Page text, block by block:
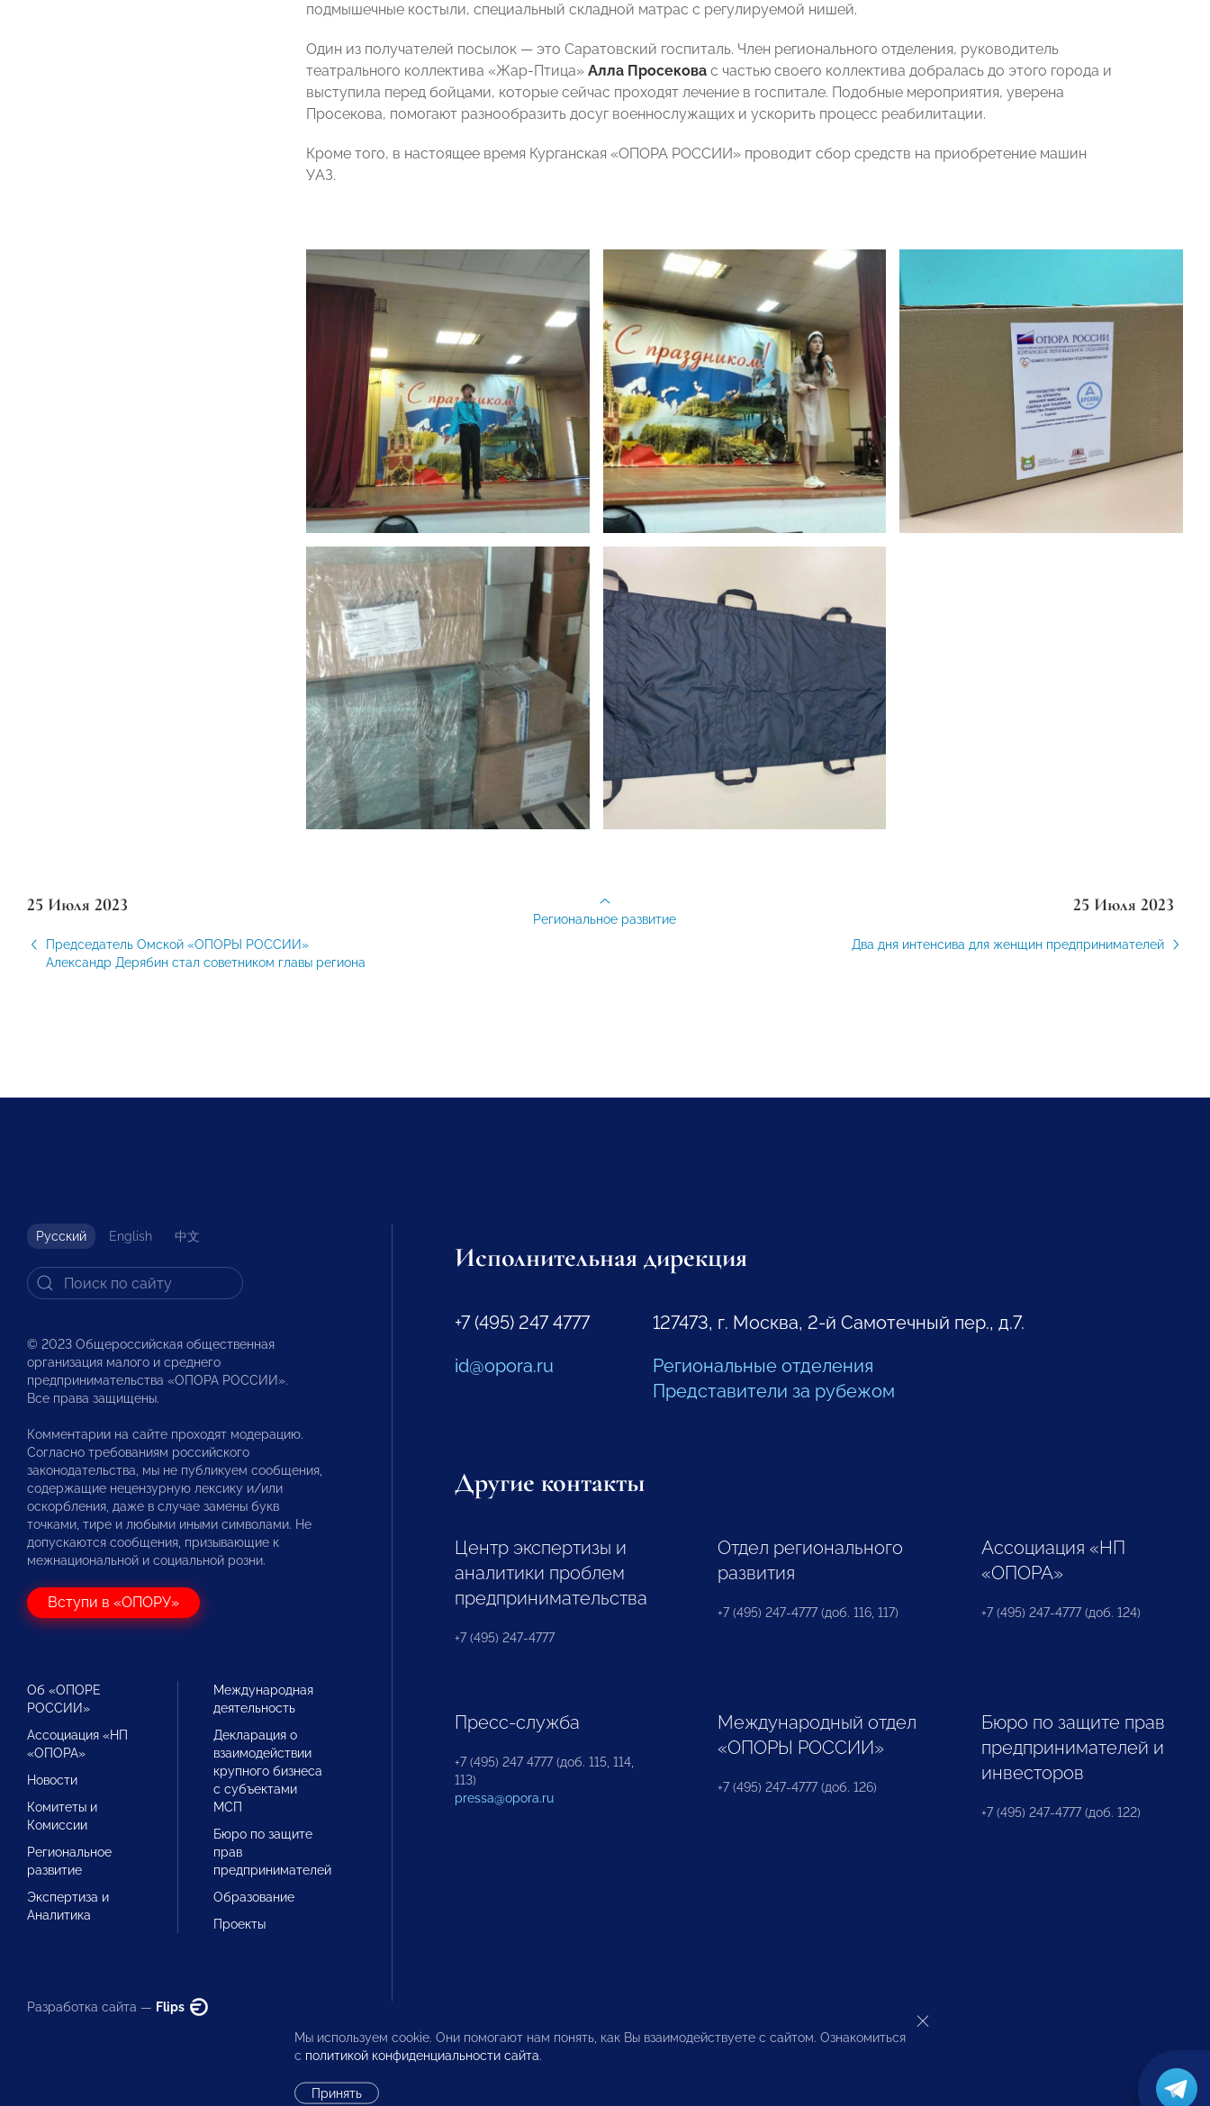
подмышечные костыли, специальный складной матрас с регулируемой нишей.
Один из получателей посылок — это Саратовский госпиталь. Член регионального отделения, руководитель
театрального коллектива «Жар-Птица» Алла Просекова с частью своего коллектива добралась до этого города и
выступила перед бойцами, которые сейчас проходят лечение в госпитале. Подобные мероприятия, уверена
Просекова, помогают разнообразить досуг военнослужащих и ускорить процесс реабилитации.
Кроме того, в настоящее время Курганская «ОПОРА РОССИИ» проводит сбор средств на приобретение машин
УАЗ.
25 Июля 2023
Председатель Омской «ОПОРЫ РОССИИ»
Александр Дерябин стал советником главы региона
25 Июля 2023
Два дня интенсива для женщин предпринимателей
Региональное развитие
Русский English 中文
© 2023 Общероссийская общественная
организация малого и среднего
предпринимательства «ОПОРА РОССИИ».
Все права защищены.
Комментарии на сайте проходят модерацию.
Согласно требованиям российского
законодательства, мы не публикуем сообщения,
содержащие нецензурную лексику и/или
оскорбления, даже в случае замены букв
точками, тире и любыми иными символами. Не
допускаются сообщения, призывающие к
межнациональной и социальной розни.
Вступи в «ОПОРУ»
Об «ОПОРЕ
РОССИИ»
Ассоциация «НП
«ОПОРА»
Новости
Комитеты и
Комиссии
Региональное
развитие
Экспертиза и
Аналитика
Международная
деятельность
Декларация о
взаимодействии
крупного бизнеса
с субъектами
МСП
Бюро по защите
прав
предпринимателей
Образование
Проекты
Разработка сайта — Flips
Исполнительная дирекция
+7 (495) 247 4777
id@opora.ru
127473, г. Москва, 2-й Самотечный пер., д.7.
Региональные отделения
Представители за рубежом
Другие контакты
Центр экспертизы и
аналитики проблем
предпринимательства
+7 (495) 247-4777
Отдел регионального
развития
+7 (495) 247-4777 (доб. 116, 117)
Ассоциация «НП
«ОПОРА»
+7 (495) 247-4777 (доб. 124)
Пресс-служба
+7 (495) 247 4777 (доб. 115, 114,
113)
pressa@opora.ru
Международный отдел
«ОПОРЫ РОССИИ»
+7 (495) 247-4777 (доб. 126)
Бюро по защите прав
предпринимателей и
инвесторов
+7 (495) 247-4777 (доб. 122)
Мы используем cookie. Они помогают нам понять, как Вы взаимодействуете с сайтом. Ознакомиться
с политикой конфиденциальности сайта.
Принять